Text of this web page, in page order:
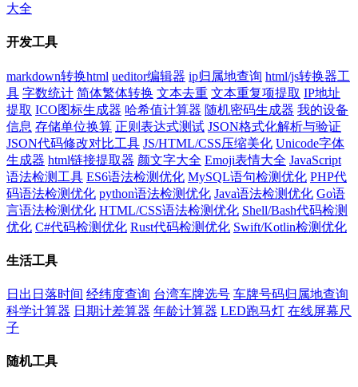
大全
开发工具
markdown转换html ueditor编辑器 ip归属地查询 html/js转换器工
具 字数统计 简体繁体转换 文本去重 文本重复项提取 IP地址
提取 ICO图标生成器 哈希值计算器 随机密码生成器 我的设备
信息 存储单位换算 正则表达式测试 JSON格式化解析与验证
JSON代码修改对比工具 JS/HTML/CSS压缩美化 Unicode字体
生成器 html链接提取器 颜文字大全 Emoji表情大全 JavaScript
语法检测工具 ES6语法检测优化 MySQL语句检测优化 PHP代
码语法检测优化 python语法检测优化 Java语法检测优化 Go语
言语法检测优化 HTML/CSS语法检测优化 Shell/Bash代码检测
优化 C#代码检测优化 Rust代码检测优化 Swift/Kotlin检测优化
生活工具
日出日落时间 经纬度查询 台湾车牌选号 车牌号码归属地查询
科学计算器 日期计差算器 年龄计算器 LED跑马灯 在线屏幕尺
子
随机工具